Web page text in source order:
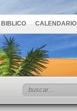
BIBLICO CALENDARIO